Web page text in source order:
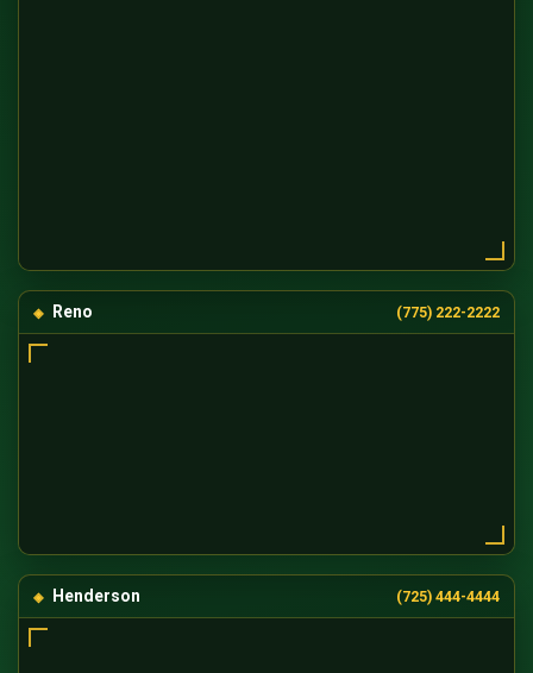
Reno (775) 222-2222
Henderson (725) 444-4444